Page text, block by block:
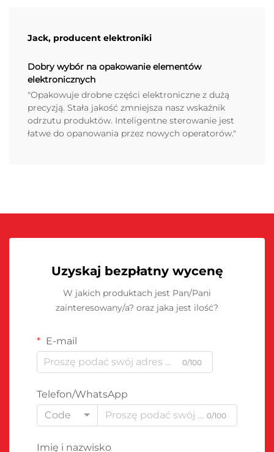
Jack, producent elektroniki
Dobry wybór na opakowanie elementów
elektronicznych
"Opakowuje drobne części elektroniczne z dużą
precyzją. Stała jakość zmniejsza nasz wskaźnik
odrzutu produktów. Inteligentne sterowanie jest
łatwe do opanowania przez nowych operatorów."
Uzyskaj bezpłatny wycenę
W jakich produktach jest Pan/Pani
zainteresowany/a? oraz jaka jest ilość?
E-mail
0/100
Telefon/WhatsApp
Code
0/100
Imię i nazwisko